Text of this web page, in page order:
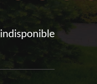
indisponible